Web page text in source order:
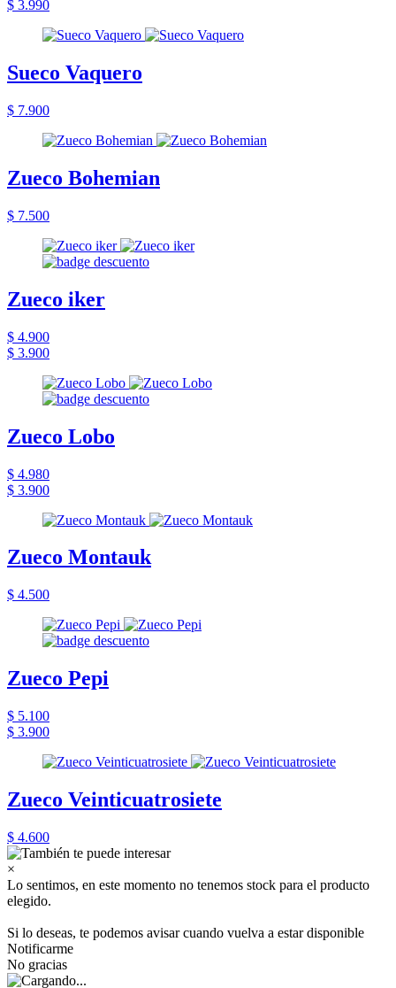
$ 3.990
Sueco Vaquero
$ 7.900
Zueco Bohemian
$ 7.500
Zueco iker
$ 4.900
$ 3.900
Zueco Lobo
$ 4.980
$ 3.900
Zueco Montauk
$ 4.500
Zueco Pepi
$ 5.100
$ 3.900
Zueco Veinticuatrosiete
$ 4.600
×
Lo sentimos, en este momento no tenemos stock para el producto
elegido.
Si lo deseas, te podemos avisar cuando vuelva a estar disponible
Notificarme
No gracias